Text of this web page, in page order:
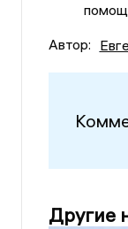
Автор:
Другие